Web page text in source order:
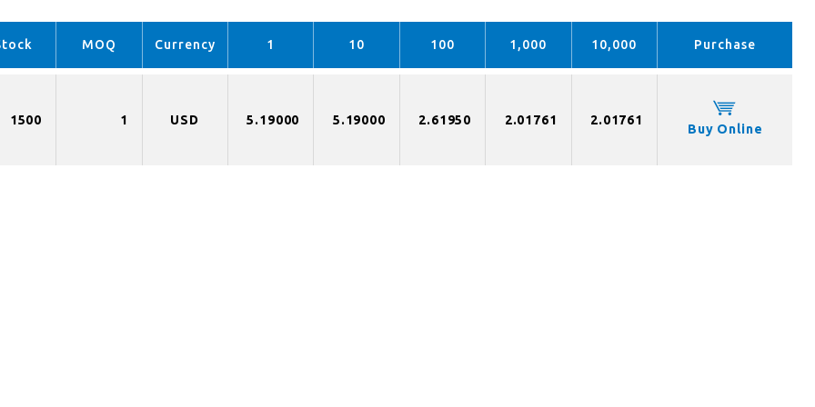
MOQ Currency 1 10 100 1,000 10,000 Purchase
1500 1 USD 5.19000 5.19000 2.61950 2.01761 2.01761
Buy Online